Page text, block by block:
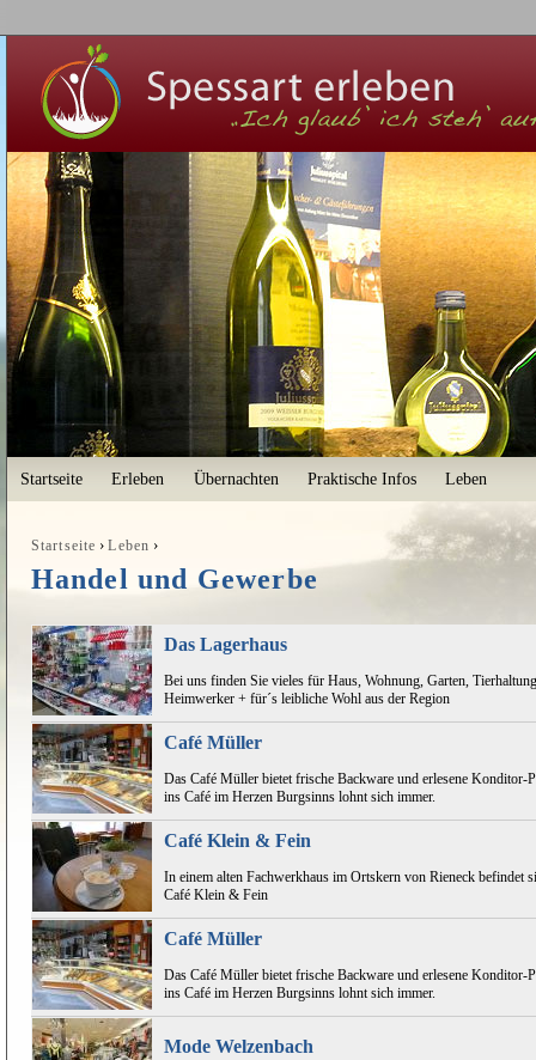
User menu
Startseite Erleben Übernachten Praktische Infos Leben
Sie sind hier
Startseite ›Leben ›
Handel und Gewerbe
Das Lagerhaus
Bei uns finden Sie vieles für Haus, Wohnung, Garten,
Heimwerker + für´s leibliche Wohl aus der Region
Café Müller
Das Café Müller bietet frische Backware und erlesene Konditor-
ins Café im Herzen Burgsinns lohnt sich immer.
Café Klein & Fein
In einem alten Fachwerkhaus im Ortskern von Rieneck befindet
Café Klein & Fein
Café Müller
Das Café Müller bietet frische Backware und erlesene Konditor-
ins Café im Herzen Burgsinns lohnt sich immer.
Mode Welzenbach